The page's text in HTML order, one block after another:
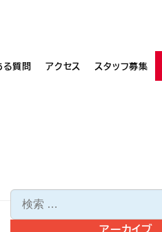
る質問 アクセス スタッフ募集
検
索
アーカイブ